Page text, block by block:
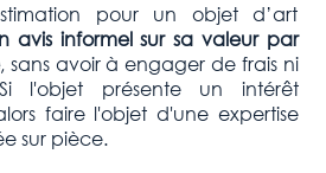
pour un objet d’art
avis informel sur sa valeur par
, sans avoir à engager de frais ni
l'objet présente un intérêt
faire l'objet d'une expertise
sur pièce.